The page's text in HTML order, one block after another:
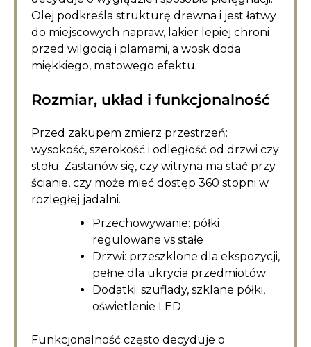
Olej podkreśla strukturę drewna i jest łatwy
do miejscowych napraw, lakier lepiej chroni
przed wilgocią i plamami, a wosk doda
miękkiego, matowego efektu.
Rozmiar, układ i funkcjonalność
Przed zakupem zmierz przestrzeń:
wysokość, szerokość i odległość od drzwi czy
stołu. Zastanów się, czy witryna ma stać przy
ścianie, czy może mieć dostęp 360 stopni w
rozległej jadalni.
Przechowywanie: półki
regulowane vs stałe
Drzwi: przeszklone dla ekspozycji,
pełne dla ukrycia przedmiotów
Dodatki: szuflady, szklane półki,
oświetlenie LED
Funkcjonalność często decyduje o